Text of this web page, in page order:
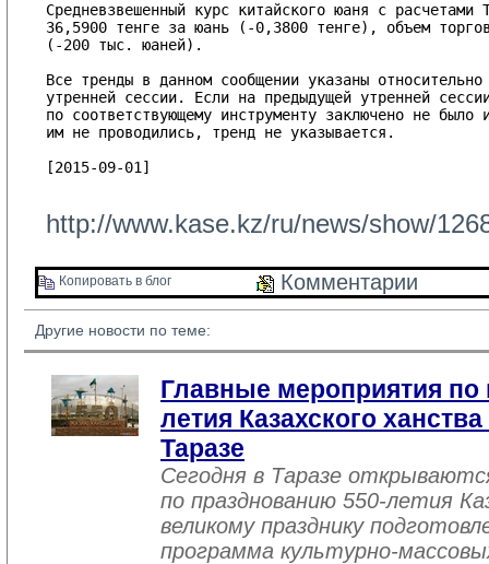
Средневзвешенный курс китайского юаня с
36,5900 тенге за юань (-0,3800 тенге), объем
(-200 тыс. юаней).
Все тренды в данном сообщении указаны
утренней сессии. Если на предыдущей утренней
по соответствующему инструменту заключено не
им не проводились, тренд не указывается.
[2015-09-01]
http://www.kase.kz/ru/news/show/
Копировать в блог Комментарии
Другие новости по теме:
Главные мероприятия
летия Казахского
Таразе
Сегодня в Таразе
по празднованию 550-летия
великому празднику
программа культурно-